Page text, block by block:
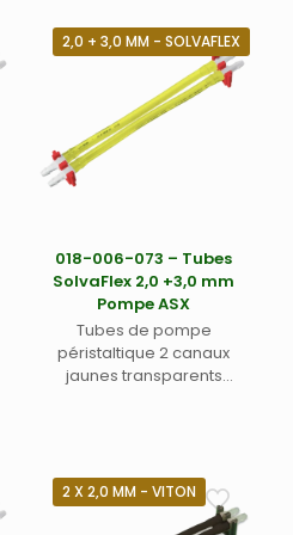
type médicaux,
biologiques,
pharmaceutiques,
alimentaires, boissons,
environnement, produits de
consommation – Diamètres
internes 2 x 3,0 mm – Pour
860.
2,0 + 3,0 MM - SOLVAFLEX
018-006-073 – Tubes
SolvaFlex 2,0 +3,0 mm
Pompe ASX
Tubes de pompe
péristaltique 2 canaux
jaunes transparents
lubrifiants, organiques,
pétroles – Diamètres
2 X 2,0 MM - VITON